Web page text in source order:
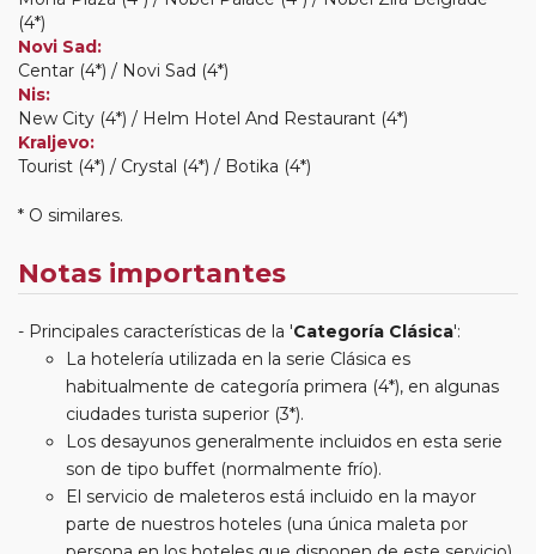
(4*)
Novi Sad:
Centar (4*) / Novi Sad (4*)
Nis:
New City (4*) / Helm Hotel And Restaurant (4*)
Kraljevo:
Tourist (4*) / Crystal (4*) / Botika (4*)
* O similares.
Notas importantes
Principales características de la 'Categoría Clásica':
La hotelería utilizada en la serie Clásica es
habitualmente de categoría primera (4*), en algunas
ciudades turista superior (3*).
Los desayunos generalmente incluidos en esta serie
son de tipo buffet (normalmente frío).
El servicio de maleteros está incluido en la mayor
parte de nuestros hoteles (una única maleta por